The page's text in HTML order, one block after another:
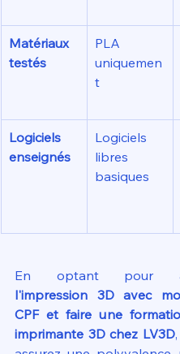
Matériaux
testés
PLA
uniquemen
t
Logiciels
enseignés
Logiciels
libres
basiques
En optant pour
l'impression 3D avec
CPF et faire une
imprimante 3D chez LV3D